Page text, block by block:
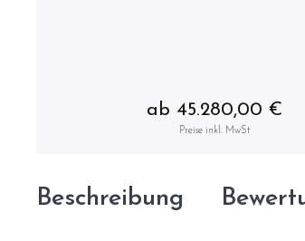
ab 45.280,00 €
Preise inkl. MwSt
Beschreibung